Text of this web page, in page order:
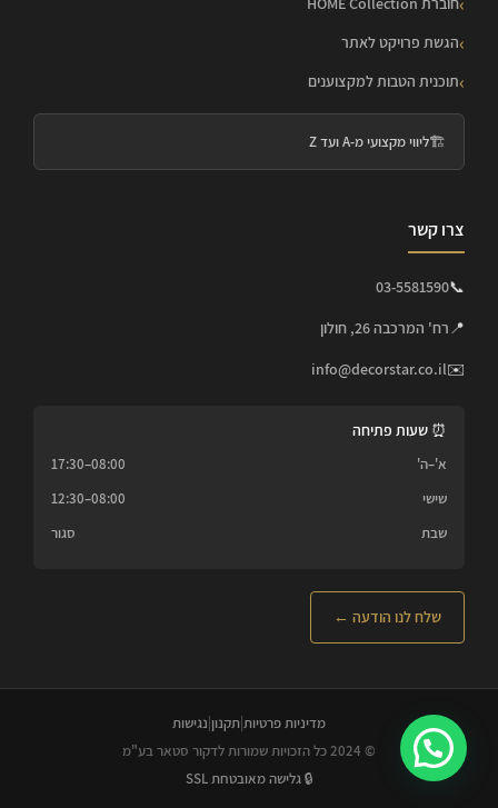
הגשת פרויקט לאתר
תוכנית הטבות למקצוענים
🏗️ליווי מקצועי מ-A ועד Z
צרו קשר
📞
03-5581590
📍רח' המרכבה 26, חולון
✉️
info@decorstar.co.il
⏰ שעות פתיחה
א'–ה'
08:00–17:30
שישי
08:00–12:30
שבת
סגור
שלח לנו הודעה ←
מדיניות פרטיותתקנון נגישות
© 2024 כל הזכויות שמורות לדקור סטאר בע"מ
🔒 גלישה מאובטחת SSL